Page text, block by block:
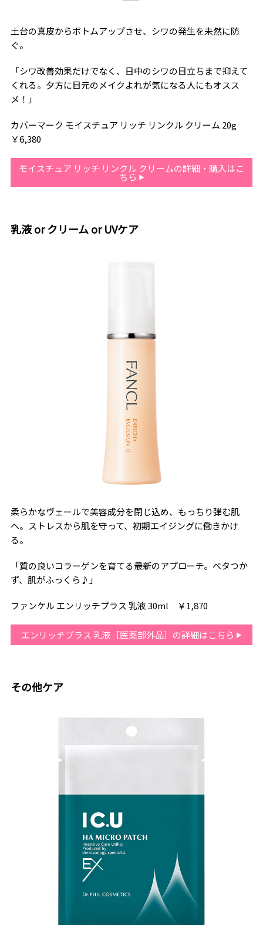
土台の真皮からボトムアップさせ、シワの発生を未然に防
ぐ。
「シワ改善効果だけでなく、日中のシワの目立ちまで抑えて
くれる。夕方に目元のメイクよれが気になる人にもオスス
メ！」
カバーマーク モイスチュア リッチ リンクル クリーム 20g
￥6,380
モイスチュア リッチ リンクル クリームの詳細・購入はこ
ちら
乳液 or クリーム or UVケア
柔らかなヴェールで美容成分を閉じ込め、もっちり弾む肌
へ。ストレスから肌を守って、初期エイジングに働きかけ
る。
「質の良いコラーゲンを育てる最新のアプローチ。べタつか
ず、肌がふっくら♪」
ファンケル エンリッチプラス 乳液 30ml ￥1,870
エンリッチプラス 乳液［医薬部外品］の詳細はこちら
その他ケア